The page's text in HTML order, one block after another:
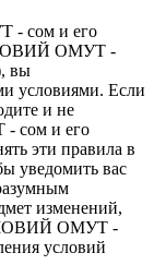
- сом и его
ОМУТ -
вы
условиями. Если
и не
сом и его
эти правила в
уведомить вас
изменений,
ОМУТ -
условий